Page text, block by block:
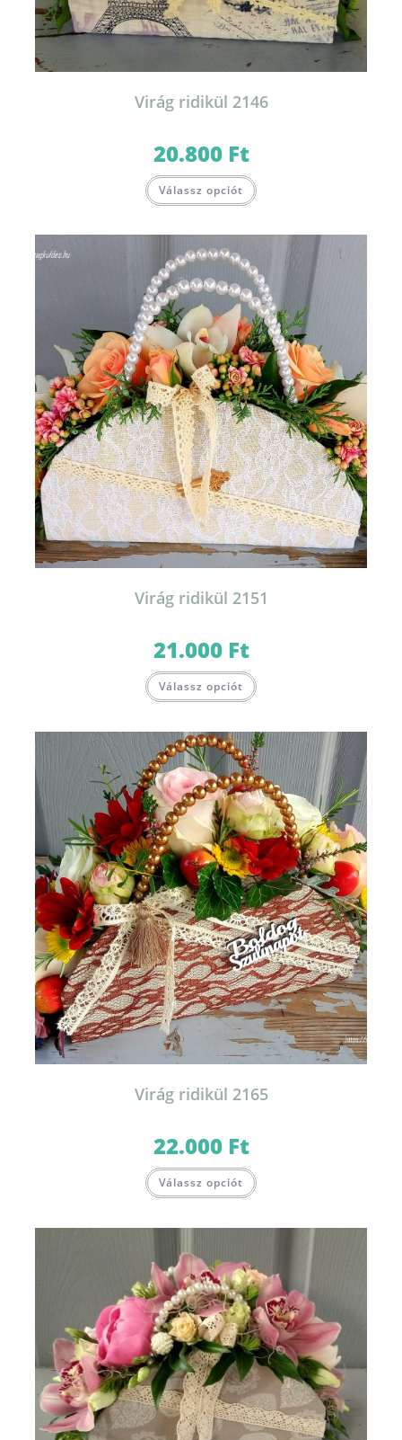
Virág ridikül 2146
20.800 Ft
Válassz opciót
Virág ridikül 2151
21.000 Ft
Válassz opciót
Virág ridikül 2165
22.000 Ft
Válassz opciót